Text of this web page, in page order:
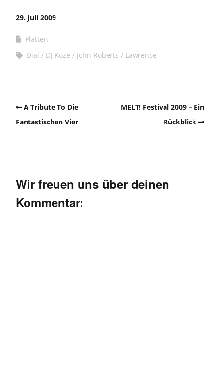
29. Juli 2009
Platten
Dial
DJ Koze John Roberts Lawrence
A Tribute To Die
Fantastischen Vier
MELT! Festival 2009 – Ein
Rückblick
Wir freuen uns über deinen
Kommentar: